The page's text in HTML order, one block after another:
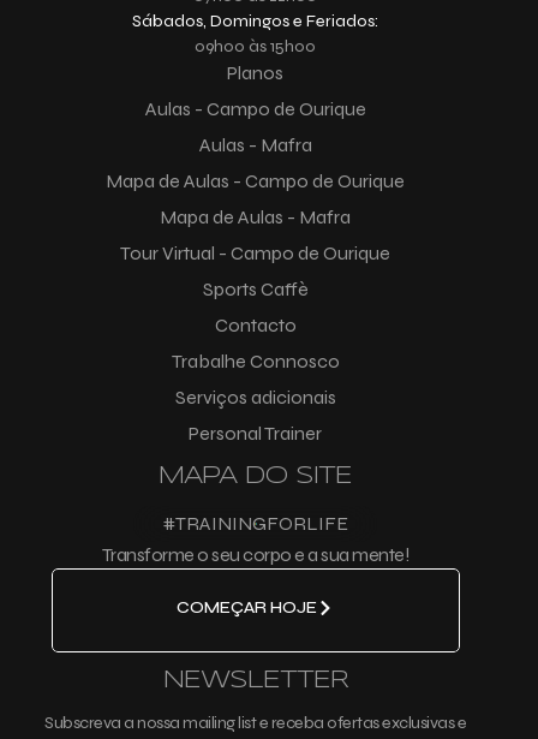
Sábados, Domingos e Feriados:
09h00 às 15h00
MAPA DO SITE
Planos
Aulas - Campo de Ourique
Aulas - Mafra
Mapa de Aulas - Campo de Ourique
Mapa de Aulas - Mafra
Tour Virtual - Campo de Ourique
Sports Caffè
Contacto
Trabalhe Connosco
Serviços adicionais
Personal Trainer
#TRAININGFORLIFE
Transforme o seu corpo e a sua mente!
COMEÇAR HOJE
NEWSLETTER
Subscreva a nossa mailing list e receba ofertas exclusivas e